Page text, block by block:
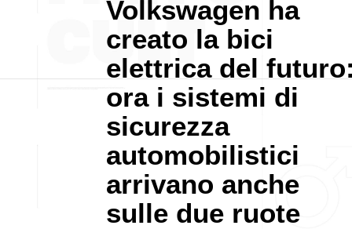
Volkswagen ha
creato la bici
elettrica del
ora i sistemi di
sicurezza
automobilistici
arrivano anche
sulle due ruote